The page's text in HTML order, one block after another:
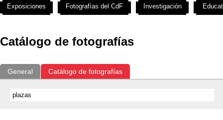
Catálogo de fotografías
General Catálogo de fotografías
Exposiciones Fotografías del CdF Investigación